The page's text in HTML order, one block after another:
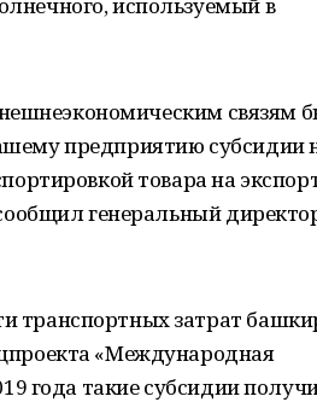
связям
предприятию субсидии
товара на
генеральный
транспортных затрат
«Международная
года такие субсидии